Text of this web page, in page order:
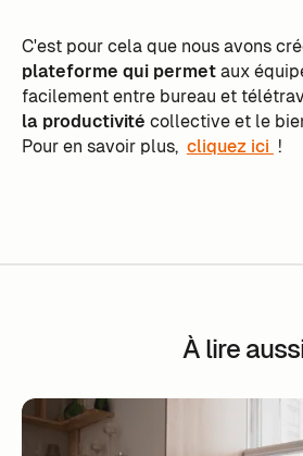
C'est pour cela que nous avons
plateforme qui permetaux
facilement entre bureau et
la productivité collective et le
Pour en savoir plus, cliquez ici !
À lire